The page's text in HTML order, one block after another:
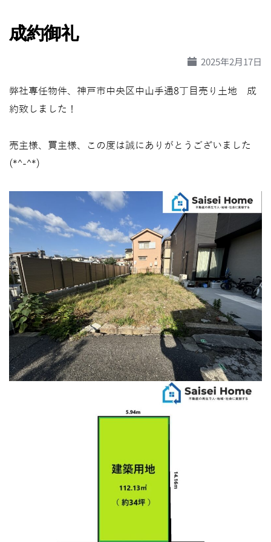
成約御礼
2025年2月17日
弊社専任物件、神戸市中央区中山手通8丁目売り土地 成
約致しました！
売主様、買主様、この度は誠にありがとうございました
(*^-^*)